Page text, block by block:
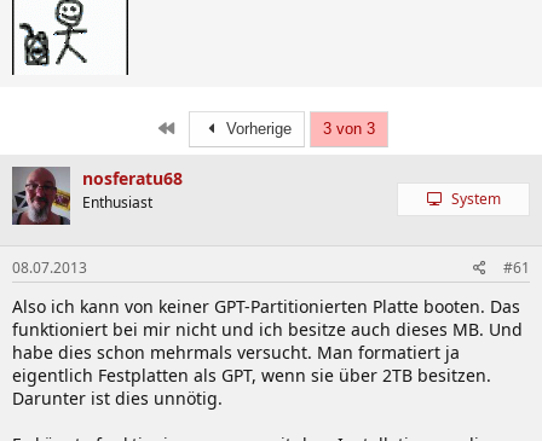
Spezifikationen
BIOS
Problemlösungen
Spezifikationen
Chipsatz
AMD 990FX / SB950
Realtek® ALC892
Erste Vorherige 3 von 3
nosferatu68
Enthusiast System
08.07.2013 #61
Also ich kann von keiner GPT-Partitionierten Platte booten. Das
funktioniert bei mir nicht und ich besitze auch dieses MB. Und
habe dies schon mehrmals versucht. Man formatiert ja
eigentlich Festplatten als GPT, wenn sie über 2TB besitzen.
Darunter ist dies unnötig.